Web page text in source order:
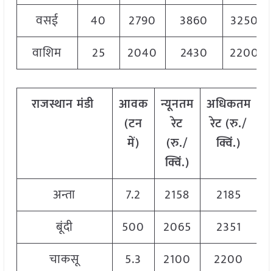
वसई
40 2790 3860
3250
वाशिम
25 2040 2430 2200
राजस्थानमंडी
आवक
(टन
में)
न्यूनतम
रेट
(रु./
क्विं.)
अधिकतम
रेट (रु./
क्विं.)
अन्ता
7.2 2158 2185
बूंदी
500 2065 2351
चाकसू
5.3 2100 2200